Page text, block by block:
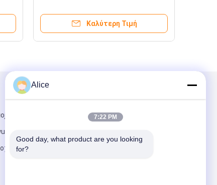
κασσάβης και πατάτας
Καλύτερη Τιμή
jian
πόλη
henan
Alice
7:22 PM
Good day, what product are you looking
for?